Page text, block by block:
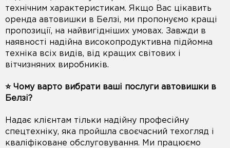
технічним характеристикам. Якщо Вас цікавить
оренда автовишки в Белзі, ми пропонуємо кращі
пропозиції, на найвигідніших умовах. Завжди в
наявності надійна високопродуктивна підйомна
техніка всіх видів, від кращих світових і
вітчизняних виробників.
⭐️ Чому варто вибрати ваші послуги автовишки в
Белзі?
Надає клієнтам тільки надійну професійну
спецтехніку, яка пройшла своєчасний техогляд і
кваліфіковане обслуговування. Ми працюємо